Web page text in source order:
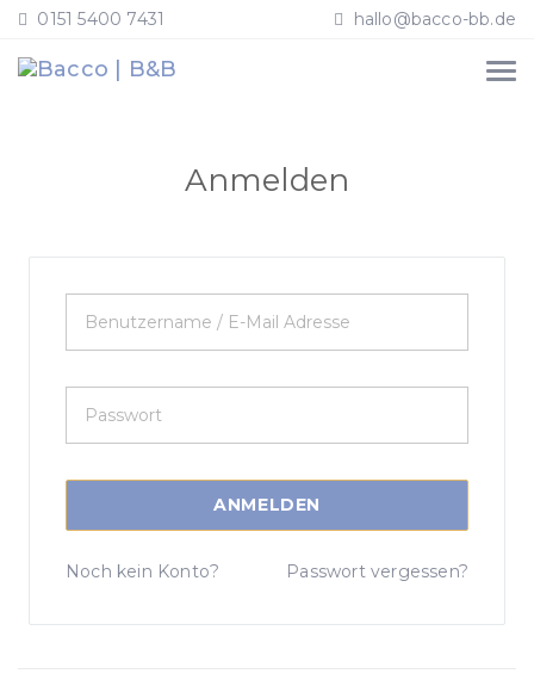
0151 5400 7431 hallo@bacco-bb.de
Anmelden
ANMELDEN
Noch kein Konto? Passwort vergessen?